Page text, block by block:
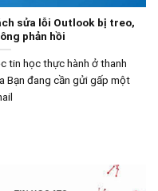
sửa lỗi Outlook bị treo,
phản hồi
tin học thực hành ở thanh
Bạn đang cần gửi gấp một